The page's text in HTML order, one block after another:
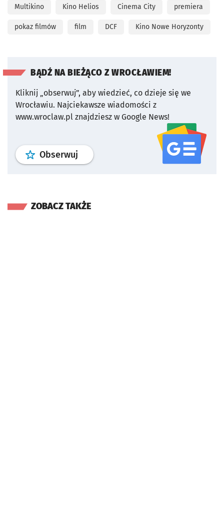
Multikino Kino Helios Cinema City premiera
pokaz filmów film DCF Kino Nowe Horyzonty
BĄDŹ NA BIEŻĄCO Z WROCŁAWIEM!
Kliknij „obserwuj”, aby wiedzieć, co dzieje się we
Wrocławiu. Najciekawsze wiadomości z
www.wroclaw.pl znajdziesz w Google News!
Obserwuj profil serwisu
ZOBACZ TAKŻE